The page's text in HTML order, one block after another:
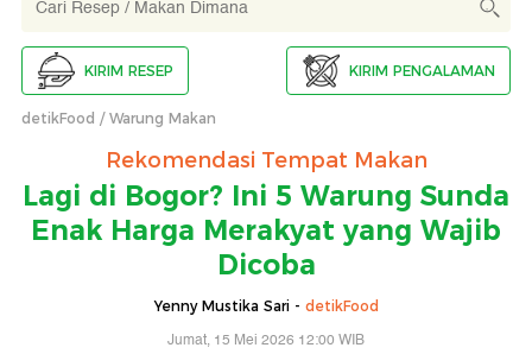
KIRIM RESEP KIRIM PENGALAMAN
detikFood Warung Makan
Rekomendasi Tempat Makan
Lagi di Bogor? Ini 5 Warung Sunda
Enak Harga Merakyat yang Wajib
Dicoba
Yenny Mustika Sari - detikFood
Jumat, 15 Mei 2026 12:00 WIB